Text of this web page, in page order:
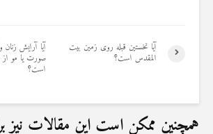
آیا آرایش
صورت یا مو از
است؟
آیا نخستین قبله روی زمین بیت
المقدس است؟
همچنین ممکن است این مقالات نیز